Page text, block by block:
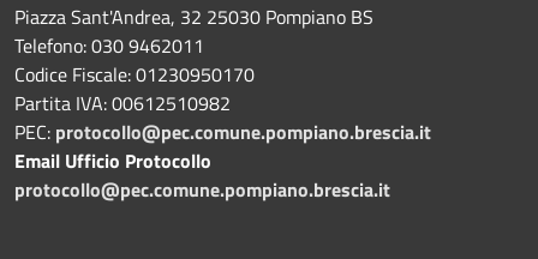
Piazza Sant'Andrea, 32 25030 Pompiano BS
Telefono: 030 9462011
Codice Fiscale: 01230950170
Partita IVA: 00612510982
PEC: protocollo@pec.comune.pompiano.brescia.it
Email Ufficio Protocollo
protocollo@pec.comune.pompiano.brescia.it